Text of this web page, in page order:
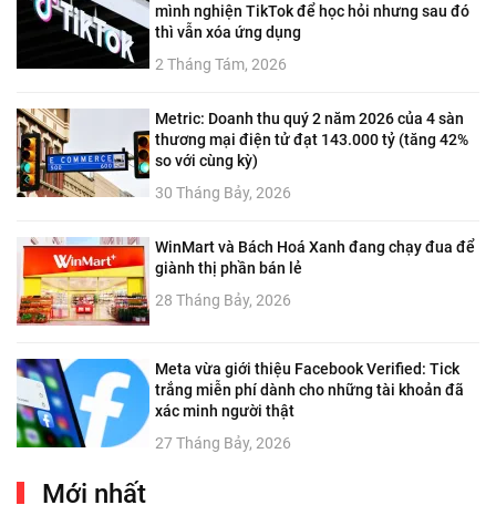
mình nghiện TikTok để học hỏi nhưng sau đó
thì vẫn xóa ứng dụng
2 Tháng Tám, 2026
Metric: Doanh thu quý 2 năm 2026 của 4 sàn
thương mại điện tử đạt 143.000 tỷ (tăng 42%
so với cùng kỳ)
30 Tháng Bảy, 2026
WinMart và Bách Hoá Xanh đang chạy đua để
giành thị phần bán lẻ
28 Tháng Bảy, 2026
Meta vừa giới thiệu Facebook Verified: Tick
trắng miễn phí dành cho những tài khoản đã
xác minh người thật
27 Tháng Bảy, 2026
Mới nhất